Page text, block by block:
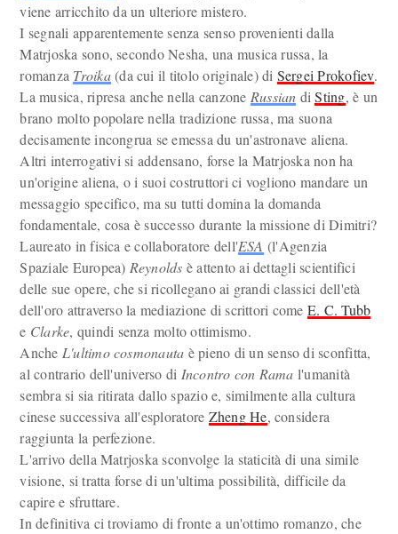
viene arricchito da un ulteriore mistero.
I segnali apparentemente senza senso provenienti dalla
Matrjoska sono, secondo Nesha, una musica russa, la
romanza Troika(da cui il titolo originale) di Sergei Prokofiev.
La musica, ripresa anche nella canzone Russian diSting, è un
brano molto popolare nella tradizione russa, ma suona
decisamente incongrua se emessa du un'astronave aliena.
Altri interrogativi si addensano, forse la Matrjoska non ha
un'origine aliena, o i suoi costruttori ci vogliono mandare un
messaggio specifico, ma su tutti domina la domanda
fondamentale, cosa è successo durante la missione di Dimitri?
Laureato in fisica e collaboratore dell'ESA (l'Agenzia
Spaziale Europea) Reynolds è attento ai dettagli scientifici
delle sue opere, che si ricollegano ai grandi classici dell'età
dell'oro attraverso la mediazione di scrittori come E. C. Tubb
e Clarke, quindi senza molto ottimismo.
Anche L'ultimo cosmonauta è pieno di un senso di sconfitta,
al contrario dell'universo di Incontro con Rama l'umanità
sembra si sia ritirata dallo spazio e, similmente alla cultura
cinese successiva all'esploratore Zheng He, considera
raggiunta la perfezione.
L'arrivo della Matrjoska sconvolge la staticità di una simile
visione, si tratta forse di un'ultima possibilità, difficile da
capire e sfruttare.
In definitiva ci troviamo di fronte a un'ottimo romanzo, che